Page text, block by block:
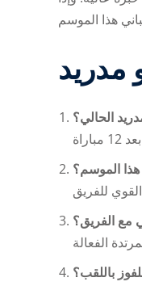
مدريد
الحالي؟
هذا الموسم؟
مع الفريق؟
باللقب؟